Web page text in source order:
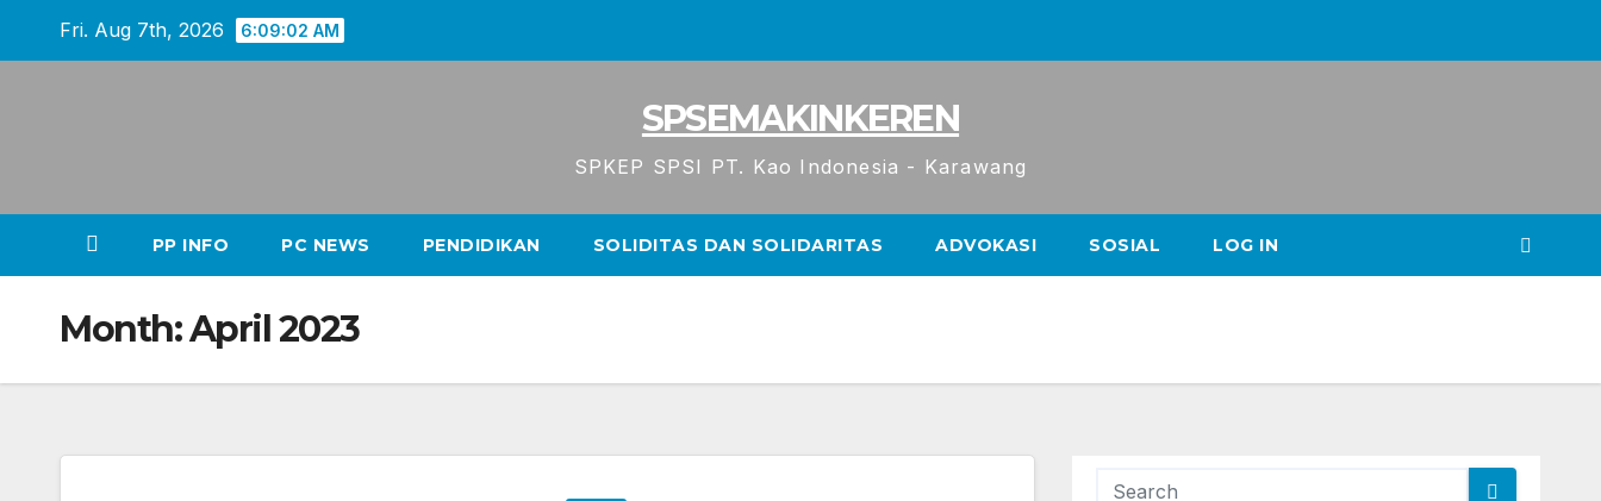
Fri. Aug 7th, 2026 6:09:02 AM
SPSEMAKINKEREN
SPKEP SPSI PT. Kao Indonesia - Karawang
PP INFO PC NEWS PENDIDIKAN SOLIDITAS DAN SOLIDARITAS ADVOKASI SOSIAL LOG IN
Month:April 2023